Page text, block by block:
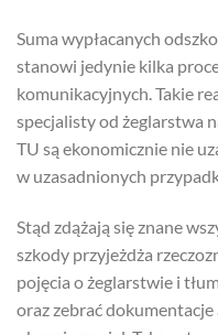
Suma wypłacanych
stanowi jedynie kilka
komunikacyjnych. Takie
specjalisty od żeglarstwa
TU są ekonomicznie nie
w uzasadnionych
Stąd zdążają się znane
szkody przyjeżdża
pojęcia o żeglarstwie i
oraz zebrać